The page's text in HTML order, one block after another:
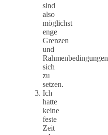
sind
also
möglichst
enge
Grenzen
und
Rahmenbedingungen
sich
zu
setzen.
Ich
hatte
keine
feste
Zeit